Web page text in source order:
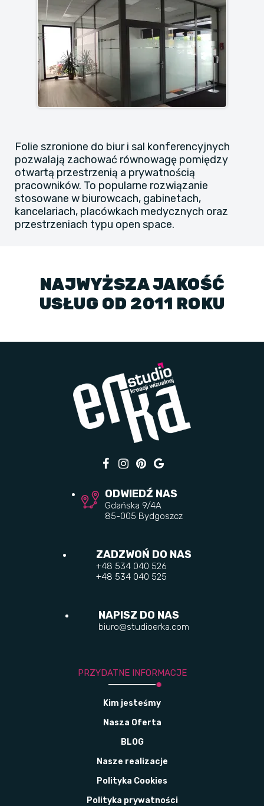
Folie szronione do biur i sal konferencyjnych
pozwalają zachować równowagę pomiędzy
otwartą przestrzenią a prywatnością
pracowników. To popularne rozwiązanie
stosowane w biurowcach, gabinetach,
kancelariach, placówkach medycznych oraz
przestrzeniach typu open space.
NAJWYŻSZA JAKOŚĆ
USŁUG OD 2011 ROKU
ODWIEDŹ NAS
Gdańska 9/4A
85-005 Bydgoszcz
ZADZWOŃ DO NAS
+48 534 040 526
+48 534 040 525
NAPISZ DO NAS
biuro@studioerka.com
PRZYDATNE INFORMACJE
Kim jesteśmy
Nasza Oferta
BLOG
Nasze realizacje
Polityka Cookies
Polityka prywatności